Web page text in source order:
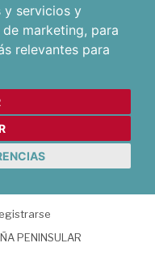
y servicios y
marketing, para
relevantes para
PENINSULAR